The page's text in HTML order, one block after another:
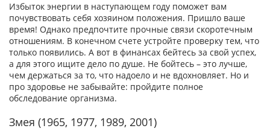
Избыток энергии в наступающем году поможет вам
почувствовать себя хозяином положения. Пришло ваше
время! Однако предпочтите прочные связи скоротечным
отношениям. В конечном счете устройте проверку тем, что
только появились. А вот в финансах бейтесь за свой успех,
а для этого ищите дело по душе. Не бойтесь – это лучше,
чем держаться за то, что надоело и не вдохновляет. Но и
про здоровье не забывайте: пройдите полное
обследование организма.
Змея (1965, 1977, 1989, 2001)